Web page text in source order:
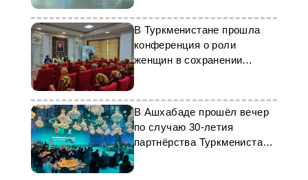
В Туркменистане прошла
конференция о роли
женщин в сохранении
традиций
В Ашхабаде прошёл вечер
по случаю 30-летия
партнёрства Туркменистана
и «Petronas»